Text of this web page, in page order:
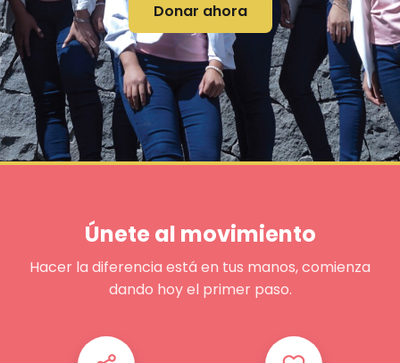
Donar ahora
Únete al movimiento
Hacer la diferencia está en tus manos, comienza
dando hoy el primer paso.